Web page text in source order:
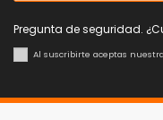
Pregunta de seguridad.
Al suscribirte aceptas nuestra